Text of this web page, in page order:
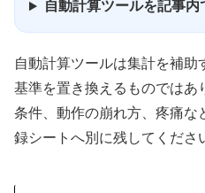
自動計算ツールを記事内
自動計算ツールは集計を補
基準を置き換えるものでは
条件、動作の崩れ方、疼痛
録シートへ別に残してくださ